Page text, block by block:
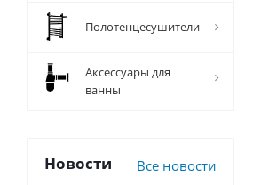
Полотенцесушители
Аксессуары для
ванны
Новости Все новости